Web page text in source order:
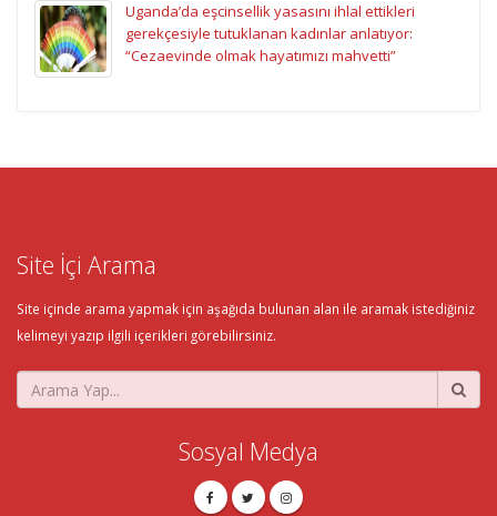
Uganda’da eşcinsellik yasasını ihlal ettikleri
gerekçesiyle tutuklanan kadınlar anlatıyor:
“Cezaevinde olmak hayatımızı mahvetti”
Site İçi Arama
Site içinde arama yapmak için aşağıda bulunan alan ile aramak istediğiniz
kelimeyi yazıp ilgili içerikleri görebilirsiniz.
Sosyal Medya